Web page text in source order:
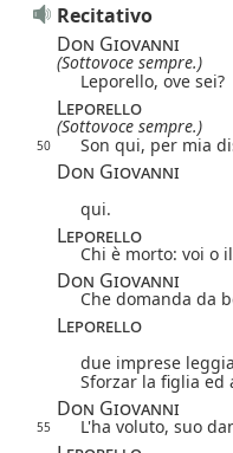
Recitativo
Don Giovanni
(Sottovoce sempre.)
Leporello, ove sei?
Leporello
(Sottovoce sempre.)
50 Son qui, per mia
Don Giovanni
qui.
Leporello
Chi è morto: voi o
Don Giovanni
Che domanda da
Leporello
due imprese
Sforzar la figlia ed
Don Giovanni
55 L'ha voluto, suo